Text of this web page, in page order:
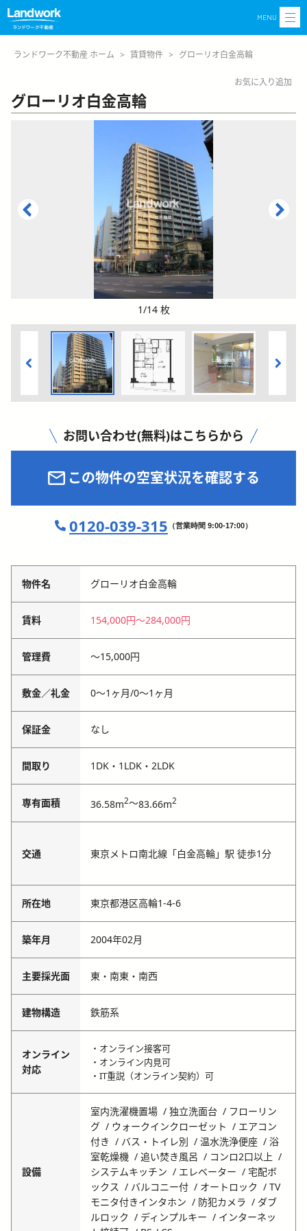
MENU
ランドワーク不動産 ホーム > 賃貸物件 > グローリオ白金高輪
お気に入り追加
グローリオ白金高輪
1/14 枚
お問い合わせ(無料)はこちらから
この物件の空室状況を確認する
0120-039-315 （営業時間 9:00-17:00）
物件名 グローリオ白金高輪
賃料 154,000円〜284,000円
管理費 〜15,000円
敷金／礼金 0〜1ヶ月/0〜1ヶ月
保証金 なし
間取り 1DK・1LDK・2LDK
専有面積 36.58m2～83.66m2
交通 東京メトロ南北線「白金高輪」駅 徒歩1分
所在地 東京都港区高輪1-4-6
築年月 2004年02月
主要採光面 東・南東・南西
建物構造 鉄筋系
オンライン
対応
・オンライン接客可
・オンライン内見可
・IT重説（オンライン契約）可
設備
室内洗濯機置場 独立洗面台
フローリン
グ
ウォークインクローゼット
エアコン
付き
バス・トイレ別 温水洗浄便座
浴
室乾燥機
追い焚き風呂
コンロ2口以上
システムキッチン
エレベーター
宅配ボ
ックス
バルコニー付 オートロック
TV
モニタ付きインタホン
防犯カメラ
ダブ
ルロック
ディンプルキー
インターネッ